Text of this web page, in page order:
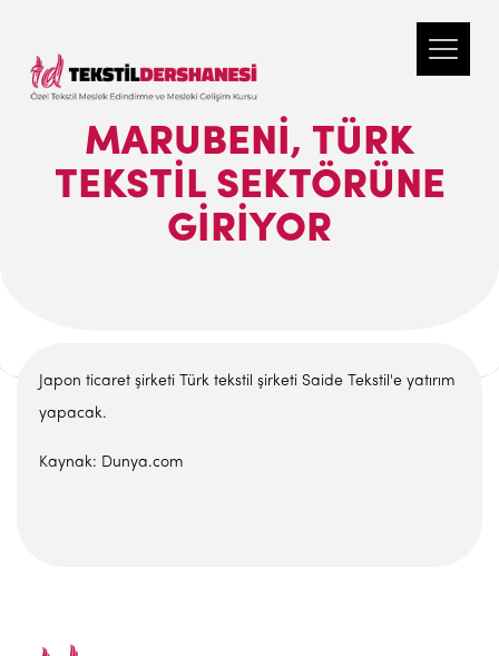
MARUBENI, TÜRK
TEKSTIL SEKTÖRÜNE
GIRIYOR
Japon ticaret şirketi Türk tekstil şirketi Saide Tekstil'e yatırım
yapacak.
Kaynak: Dunya.com